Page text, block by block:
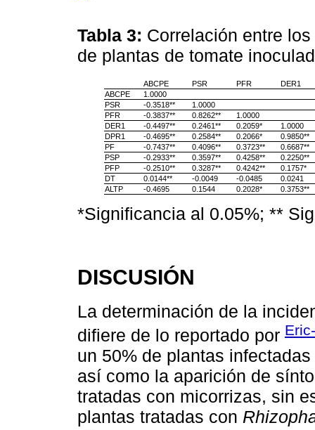
Tabla 3: Correlación entre
de plantas de tomate
ABCPE PSR PFR
DER1
ABCPE
1.0000
PSR
-0.3518**
1.0000
PFR
-0.3837** 0.8262**
1.0000
DER1
-0.4497** 0.2461** 0.2059*
1.0000
DPR1
-0.4695** 0.2584** 0.2066*
0.9850**
PF
-0.7437** 0.4096** 0.3723**
0.6687**
PSP
-0.2933** 0.3597** 0.4258**
0.2250**
PFP
-0.2510** 0.3287** 0.4242**
0.1757*
DT
0.0144** -0.0049 -0.0485
0.0241
ALTP
-0.4695 0.1544 0.2028* 0.3753**
*Significancia al 0.05%; **
DISCUSIÓN
La determinación de la
difiere de lo reportado por
un 50% de plantas
así como la aparición de
tratadas con micorrizas, sin
plantas tratadas con